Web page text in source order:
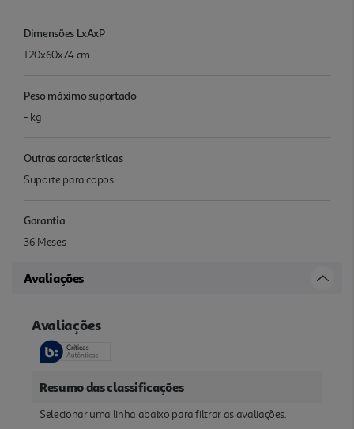
Dimensões LxAxP
120x60x74 cm
Peso máximo suportado
- kg
Outras características
Suporte para copos
Garantia
36 Meses
Avaliações